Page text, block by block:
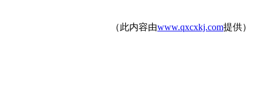
（此内容由www.qxcxkj.com提供）